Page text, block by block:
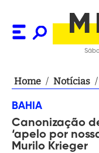
Home / Notícias /
BAHIA
Canonização
‘apelo por
Murilo Krieger